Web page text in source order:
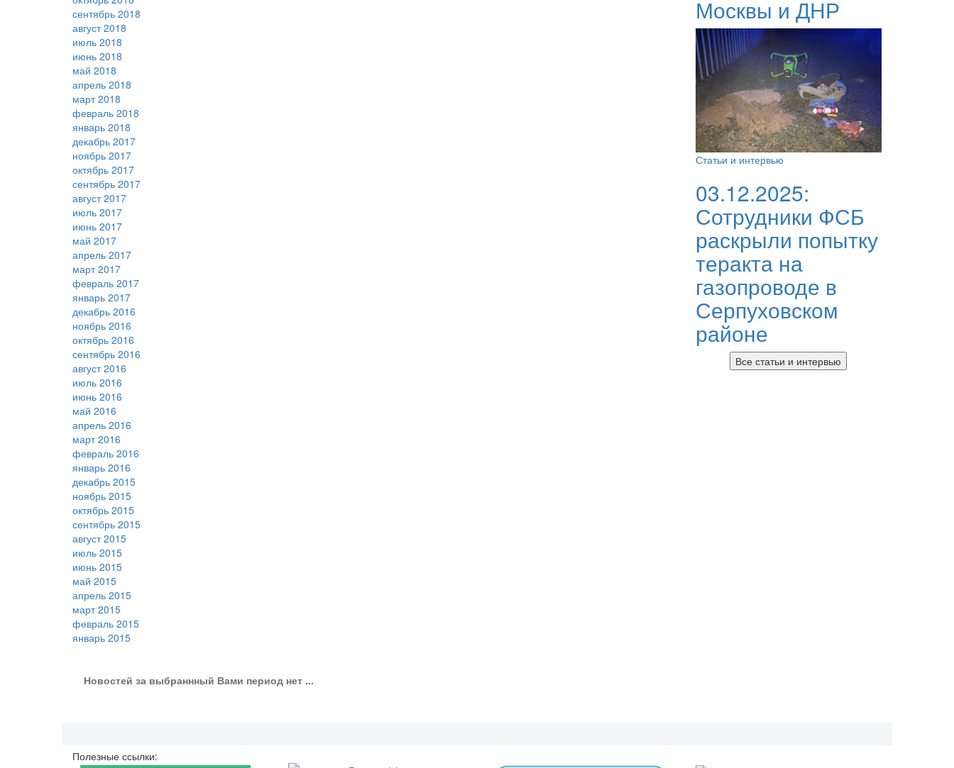
сентябрь 2018
август 2018
июль 2018
июнь 2018
май 2018
апрель 2018
март 2018
февраль 2018
январь 2018
декабрь 2017
ноябрь 2017
октябрь 2017
сентябрь 2017
август 2017
июль 2017
июнь 2017
май 2017
апрель 2017
март 2017
февраль 2017
январь 2017
декабрь 2016
ноябрь 2016
октябрь 2016
сентябрь 2016
август 2016
июль 2016
июнь 2016
май 2016
апрель 2016
март 2016
февраль 2016
январь 2016
декабрь 2015
ноябрь 2015
октябрь 2015
сентябрь 2015
август 2015
июль 2015
июнь 2015
май 2015
апрель 2015
март 2015
февраль 2015
январь 2015
Новостей за выбраннный Вами период нет ...
Москвы и ДНР
Статьи и интервью
03.12.2025:
Сотрудники ФСБ
раскрыли попытку
теракта на
газопроводе в
Серпуховском
районе
Все статьи и интервью
Полезные ссылки: